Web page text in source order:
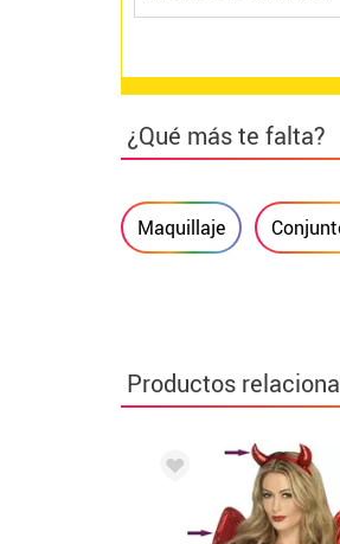
¿Qué más te falta?
Maquillaje
Productos